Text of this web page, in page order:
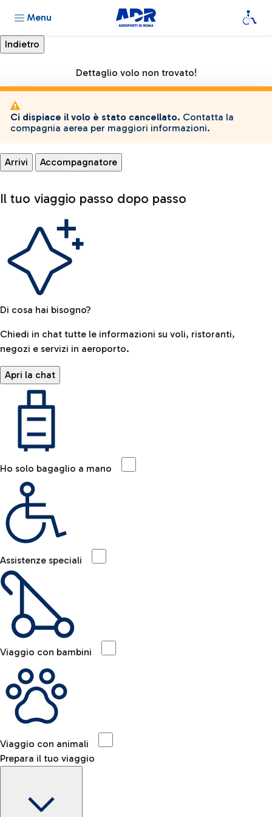
Menu
Dettaglio volo non trovato!
Ci dispiace il volo è stato cancellato. Contatta la
compagnia aerea per maggiori informazioni.
Arrivi Accompagnatore
Il tuo viaggio passo dopo passo
Di cosa hai bisogno?
Chiedi in chat tutte le informazioni su voli, ristoranti,
negozi e servizi in aeroporto.
Apri la chat
Ho solo bagaglio a mano
Assistenze speciali
Viaggio con bambini
Viaggio con animali
Prepara il tuo viaggio